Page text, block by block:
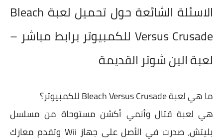
الاسئلة الشائعة حول تحميل لعبة Bleach
Versus Crusade للكمبيوتر برابط مباشر –
لعبة الين شوتر القديمة
ما هي لعبة Bleach Versus Crusade للكمبيوتر؟
هي لعبة قتال وأنمي أكشن مستوحاة من مسلسل
بليتش، صدرت في الأصل على جهاز Wii وتقدم معارك